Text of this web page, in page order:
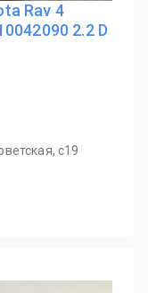
Rav 4
2.2 D
с19